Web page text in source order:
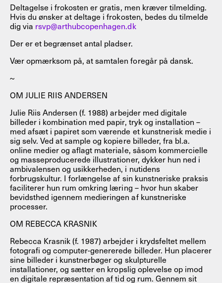
Deltagelse i frokosten er gratis, men kræver tilmelding.
Hvis du ønsker at deltage i frokosten, bedes du tilmelde
dig via rsvp@arthubcopenhagen.dk
Der er et begrænset antal pladser.
Vær opmærksom på, at samtalen foregår på dansk.
~
OM JULIE RIIS ANDERSEN
Julie Riis Andersen (f. 1988) arbejder med digitale
billeder i kombination med papir, tryk og installation –
med afsæt i papiret som værende et kunstnerisk medie i
sig selv. Ved at sample og kopiere billeder, fra bl.a.
online medier og aflagt materiale, såsom kommercielle
og masseproducerede illustrationer, dykker hun ned i
ambivalensen og usikkerheden, i nutidens
forbrugskultur. I forlængelse af sin kunstneriske praksis
faciliterer hun rum omkring læring – hvor hun skaber
bevidsthed igennem medieringen af kunstneriske
processer.
OM REBECCA KRASNIK
Rebecca Krasnik (f. 1987) arbejder i krydsfeltet mellem
fotografi og computer-genererede billeder. Hun placerer
sine billeder i kunstnerbøger og skulpturelle
installationer, og sætter en kropslig oplevelse op imod
en digitale repræsentation af tid og rum. Gennem sit